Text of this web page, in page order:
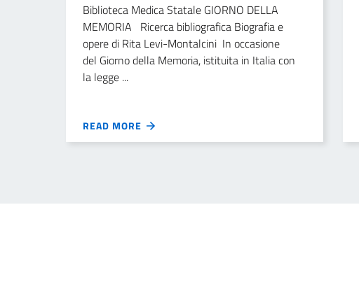
Biblioteca Medica Statale GIORNO DELLA
MEMORIA Ricerca bibliografica Biografia e
opere di Rita Levi-Montalcini In occasione
del Giorno della Memoria, istituita in Italia con
la legge ...
READ MORE